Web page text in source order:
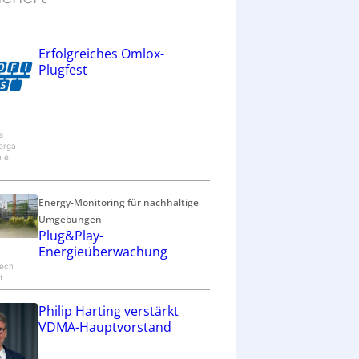
e.
Erfolgreiches Omlox-
Plugfest
Energy-Monitoring für nachhaltige
Umgebungen
Plug&Play-
Energieüberwachung
Philip Harting verstärkt
VDMA-Hauptvorstand